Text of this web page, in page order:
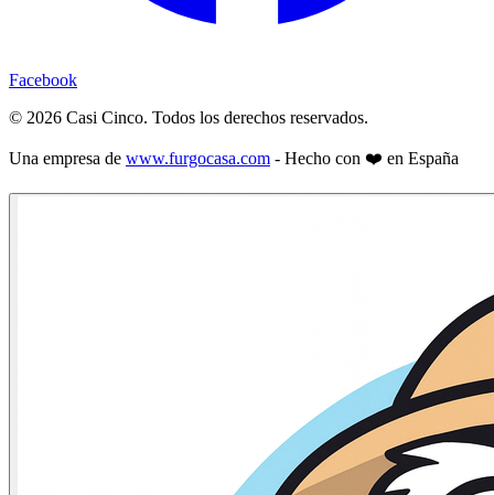
Facebook
© 2026 Casi Cinco. Todos los derechos reservados.
Una empresa de www.furgocasa.com - Hecho con ❤️ en España